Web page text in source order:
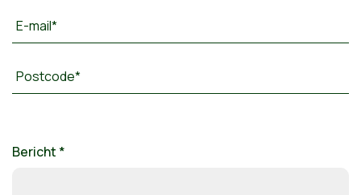
E-mail*
Postcode*
Bericht *